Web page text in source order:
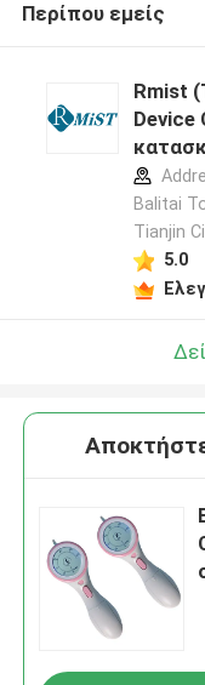
Περίπου εμείς
Rmist
Device
Balitai
Tianjin
5.0